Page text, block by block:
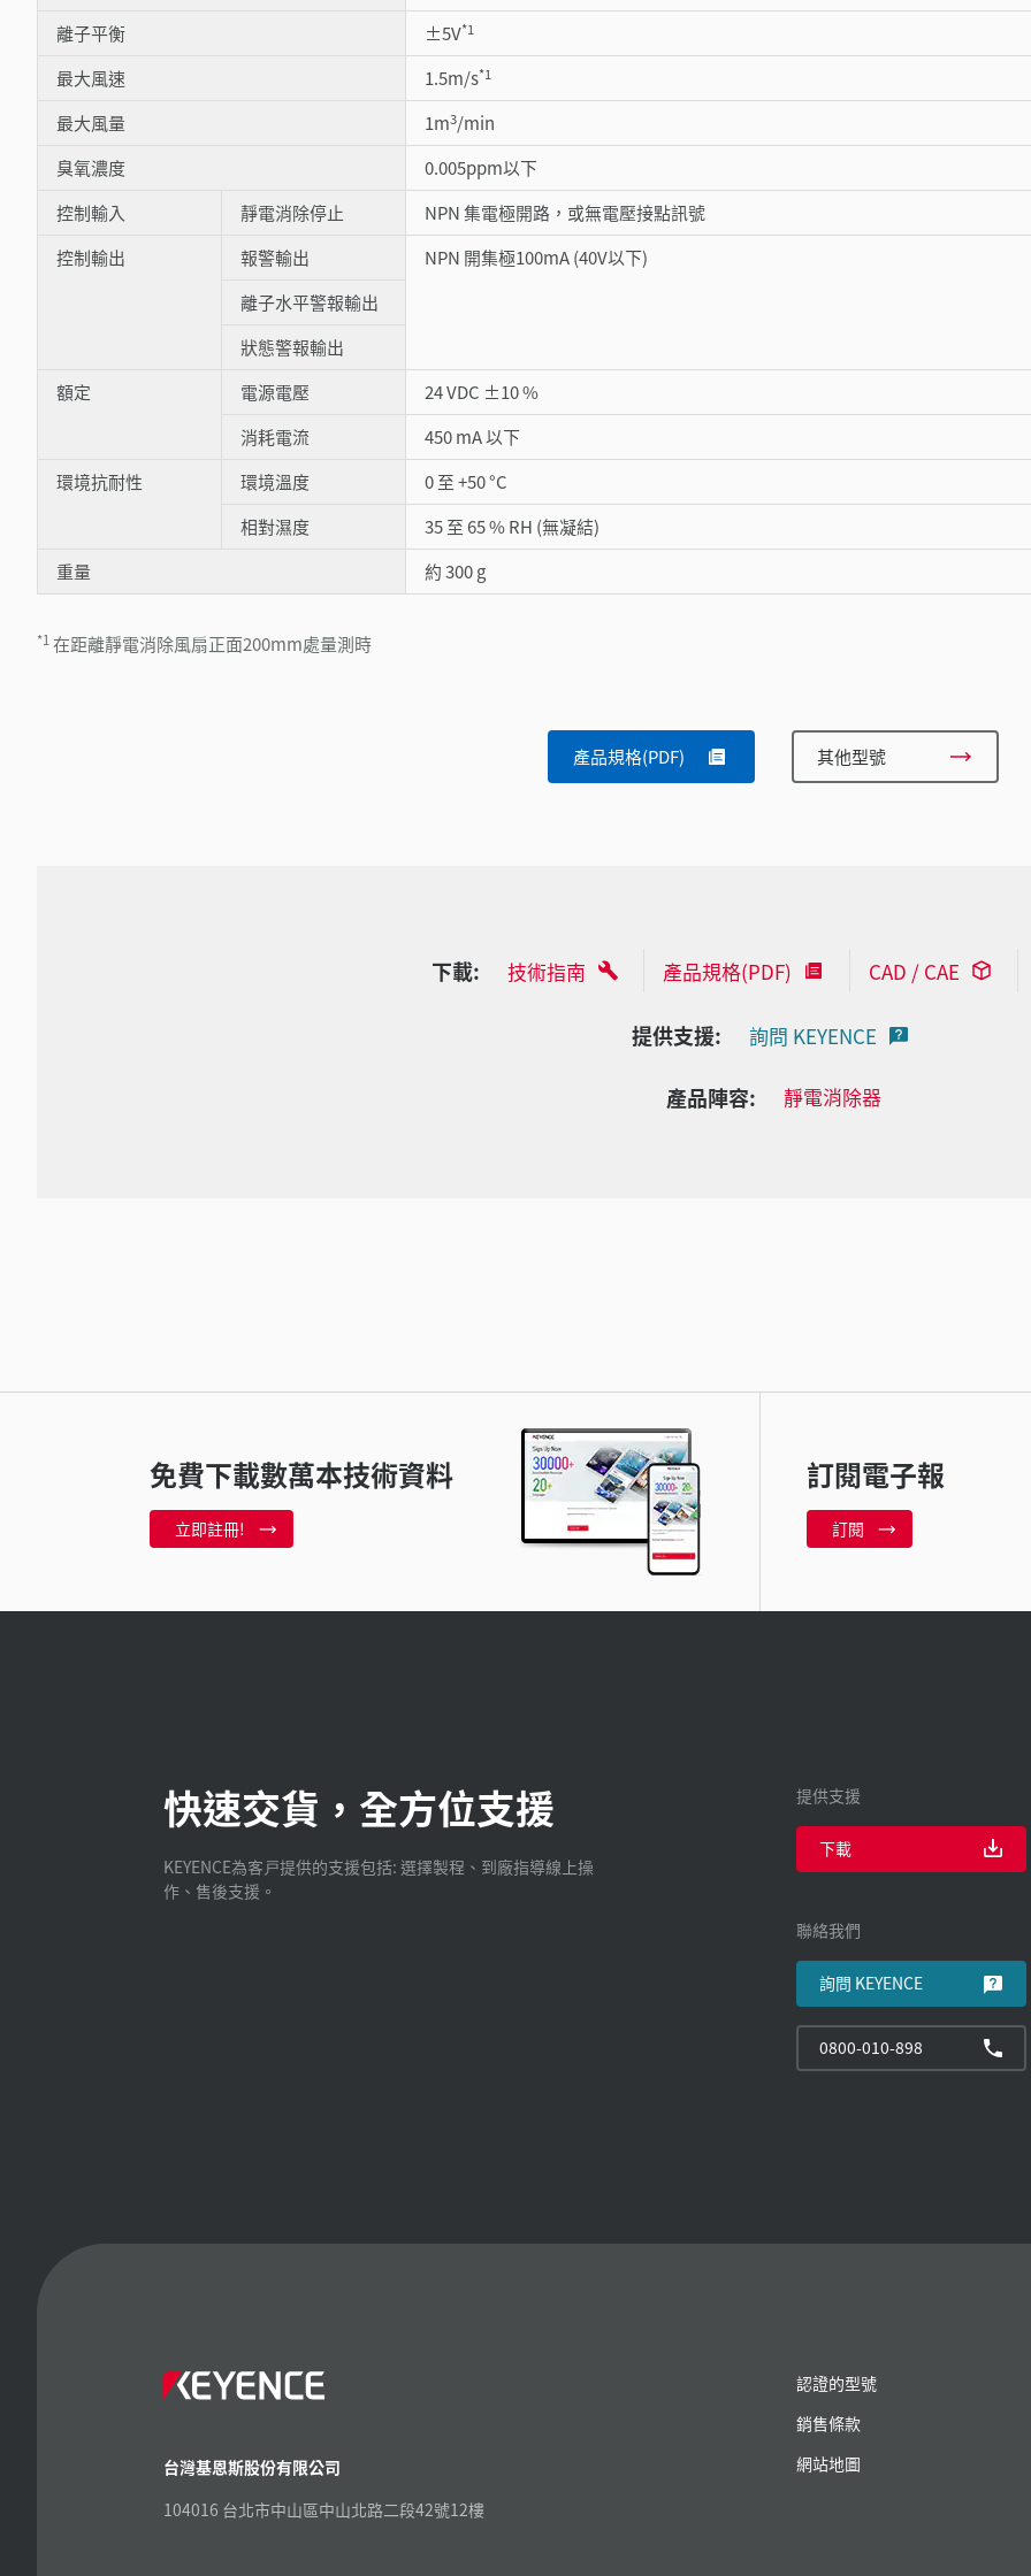
離子平衡
±5V*1
最大風速 1.5m/s*1
最大風量 1m3/min
臭氧濃度
0.005ppm以下
控制輸入
靜電消除停止
NPN 集電極開路，或無電壓接點訊號
控制輸出
報警輸出
NPN 開集極100mA (40V以下)
離子水平警報輸出
狀態警報輸出
額定
電源電壓
24 VDC ±10 %
消耗電流
450 mA 以下
環境抗耐性
環境溫度
0 至 +50 °C
相對濕度
35 至 65 % RH (無凝結)
重量
約 300 g
*1 在距離靜電消除風扇正面200mm處量測時
產品規格(PDF) 其他型號
下載: 技術指南 產品規格(PDF) CAD / CAE
提供支援: 詢問 KEYENCE
產品陣容: 靜電消除器
免費下載數萬本技術資料
立即註冊!
訂閱電子報
訂閱
快速交貨，全方位支援
KEYENCE為客戸提供的支援包括: 選擇製程、到廠指導線上操
作、售後支援。
提供支援
下載
聯絡我們
詢問 KEYENCE
0800-010-898
台灣基恩斯股份有限公司
104016 台北市中山區中山北路二段42號12樓
認證的型號
銷售條款
網站地圖